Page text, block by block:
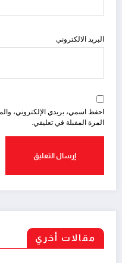
البريد الالكتروني
احفظ اسمي، بريدي الإلكتروني،
المرة المقبلة في تعليقي.
مقالات أخري